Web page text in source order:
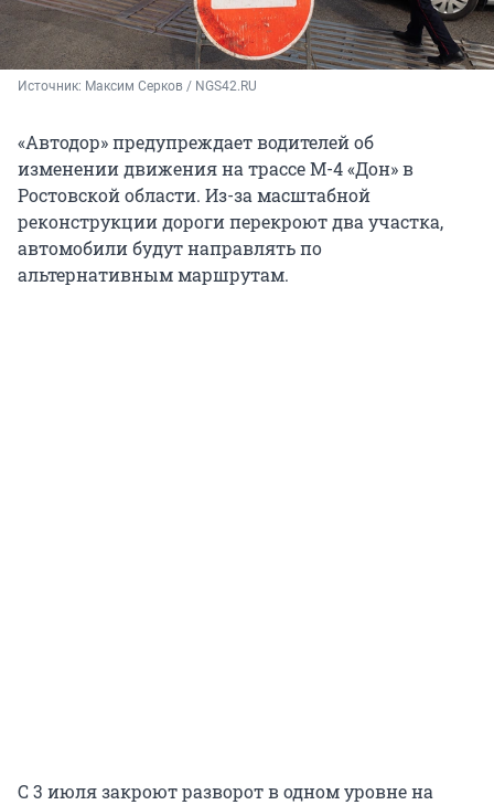
Источник: Максим Серков / NGS42.RU
«Автодор» предупреждает водителей об
изменении движения на трассе М-4 «Дон» в
Ростовской области. Из-за масштабной
реконструкции дороги перекроют два участка,
автомобили будут направлять по
альтернативным маршрутам.
С 3 июля закроют разворот в одном уровне на